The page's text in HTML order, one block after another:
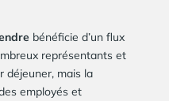
bénéficie d’un flux
représentants et
déjeuner, mais la
employés et